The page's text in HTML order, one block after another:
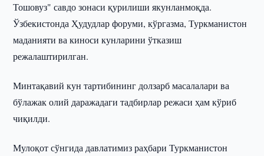
Тошовуз" савдо зонаси қурилиши якунланмоқда.
Ўзбекистонда Ҳудудлар форуми, кўргазма, Туркманистон
маданияти ва киноси кунларини ўтказиш
режалаштирилган.
Минтақавий кун тартибининг долзарб масалалари ва
бўлажак олий даражадаги тадбирлар режаси ҳам кўриб
чиқилди.
Мулоқот сўнгида давлатимиз раҳбари Туркманистон